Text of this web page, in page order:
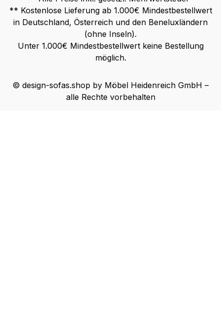
** Kostenlose Lieferung ab 1.000€ Mindestbestellwert
in Deutschland, Österreich und den Beneluxländern
(ohne Inseln).
Unter 1.000€ Mindestbestellwert keine Bestellung
möglich.
© design-sofas.shop by Möbel Heidenreich GmbH –
alle Rechte vorbehalten